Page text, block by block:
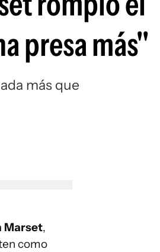
presa más"
más que
Marset,
como